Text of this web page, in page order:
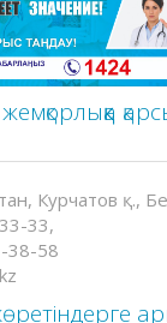
Курчатов қ.,
33,
38-58